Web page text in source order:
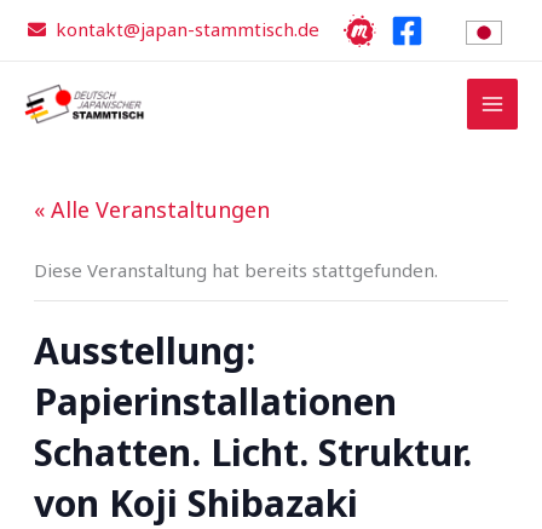
Inhalt
kontakt@japan-stammtisch.de
« Alle Veranstaltungen
Diese Veranstaltung hat bereits stattgefunden.
Ausstellung:
Papierinstallationen
Schatten. Licht. Struktur.
von Koji Shibazaki